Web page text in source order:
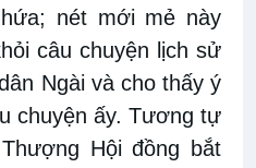
nét mới mẻ này
câu chuyện lịch sử
Ngài và cho thấy ý
chuyện ấy. Tương tự
Hội đồng bắt